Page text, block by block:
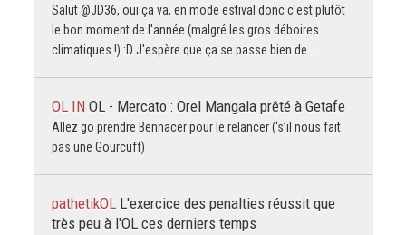
Salut @JD36, oui ça va, en mode estival donc c'est plutôt
le bon moment de l'année (malgré les gros déboires
climatiques !) :D J'espère que ça se passe bien de…
OL IN OL - Mercato : Orel Mangala prêté à Getafe
Allez go prendre Bennacer pour le relancer (‘s’il nous fait
pas une Gourcuff)
pathetikOL L'exercice des penalties réussit que
très peu à l'OL ces derniers temps